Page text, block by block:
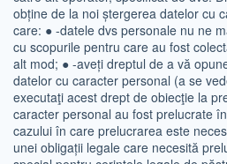
obține de la noi ștergerea datelor cu
care: ● -datele dvs personale nu ne
cu scopurile pentru care au fost
alt mod; ● -aveți dreptul de a vă
datelor cu caracter personal (a se
executaţi acest drept de obiecţie la
caracter personal au fost prelucrate
cazului în care prelucrarea este
unei obligații legale care necesită